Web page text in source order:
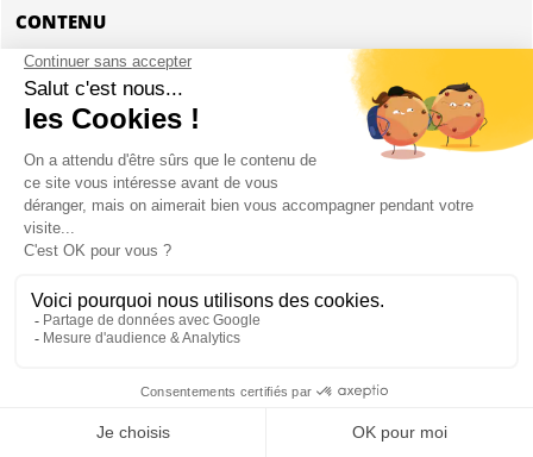
CONTENU
1 console Playstation 4
2 manettes
Fifa 18
PLAYSTATION 4 À VILLA EVJF LES ETISSEAUX :
PRÉSENTATION
Pour les filles un peu branchées Play Station, nous vous mettons à
dispo la Playstation 4 pour une soirée de folie !